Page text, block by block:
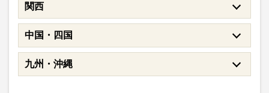
関西
中国・四国
九州・沖縄